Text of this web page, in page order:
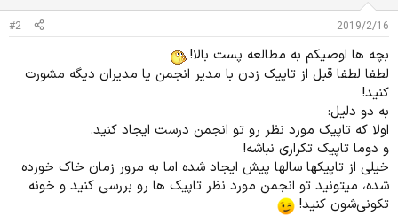
:
2019/2/16
#2
بچه ها اوصیکم به مطالعه پست بالا!
لطفا لطفا قبل از تاپیک زدن با مدیر انجمن یا مدیران دیگه مشورت
کنید!
به دو دلیل:
اولا که تاپیک مورد نظر رو تو انجمن درست ایجاد کنید.
و دوما تاپیک تکراری نباشه!
خیلی از تاپیکها سالها پیش ایجاد شده اما به مرور زمان خاک خورده
شده، میتونید تو انجمن مورد نظر تاپیک ها رو بررسی کنید و خونه
تکونی‌شون کنید!